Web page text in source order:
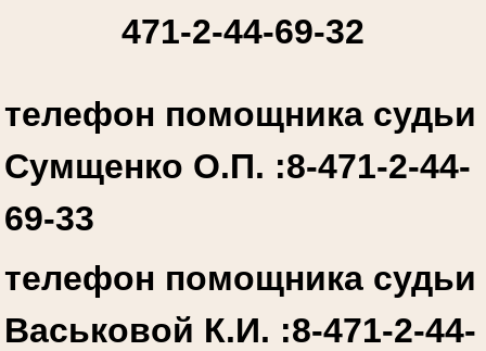
471-2-44-69-32
телефон помощника судьи
Сумщенко О.П. :8-471-2-44-
69-33
телефон помощника судьи
Васьковой К.И. :8-471-2-44-